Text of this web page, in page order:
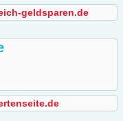
geldsparen.de